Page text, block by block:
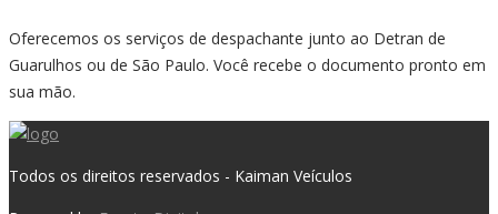
Oferecemos os serviços de despachante junto ao Detran de
Guarulhos ou de São Paulo. Você recebe o documento pronto em
sua mão.
Todos os direitos reservados - Kaiman Veículos